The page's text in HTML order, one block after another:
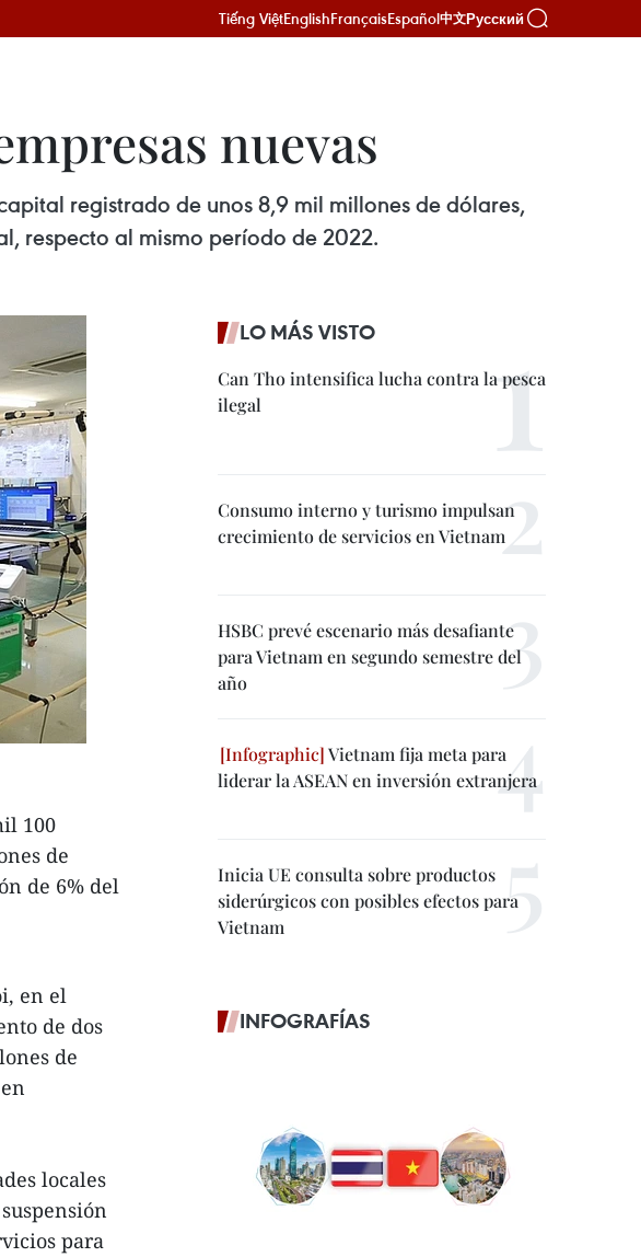
Tiếng ViệtEnglishFrançaisEspañol中文Русский
nuevas
registrado de unos 8,9 mil millones de dólares,
respecto al mismo período de 2022.
100
de
de 6% del
en el
de dos
de
locales
para
LO MÁS VISTO
Can Tho intensifica lucha contra la pesca
ilegal
Consumo interno y turismo impulsan
crecimiento de servicios en Vietnam
HSBC prevé escenario más desafiante
para Vietnam en segundo semestre del
año
Vietnam fija meta para
liderar la ASEAN en inversión extranjera
Inicia UE consulta sobre productos
siderúrgicos con posibles efectos para
Vietnam
INFOGRAFÍAS